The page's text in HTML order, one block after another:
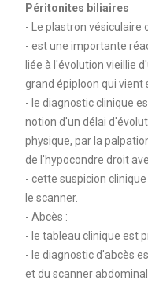
Péritonites biliaires
- Le plastron vésiculaire
- est une importante
liée à l'évolution vieillie
grand épiploon qui vient
- le diagnostic clinique
notion d'un délai
physique, par la
de l'hypocondre droit
- cette suspicion
le scanner.
- Abcès :
- le tableau clinique est
- le diagnostic d'abcès
et du scanner abdominal.